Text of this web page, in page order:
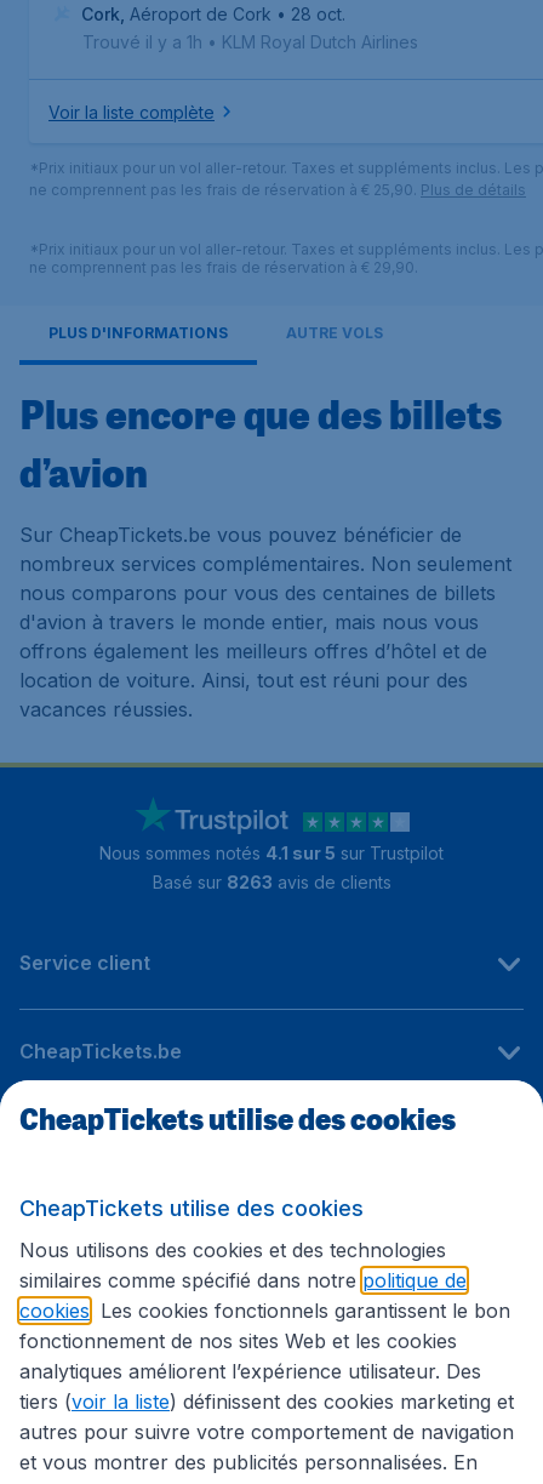
Cork Aéroport de Cork • 28 oct.
Trouvé il y a 1h • KLM Royal Dutch Airlines
Voir la liste complète
*Prix initiaux pour un vol aller-retour. Taxes et suppléments inclus. Les
ne comprennent pas les frais de réservation à € 25,90. Plus de détails
*Prix initiaux pour un vol aller-retour. Taxes et suppléments inclus. Les
ne comprennent pas les frais de réservation à € 29,90.
PLUS D'INFORMATIONS AUTRE VOLS
Plus encore que des billets
d’avion
Sur CheapTickets.be vous pouvez bénéficier de
nombreux services complémentaires. Non seulement
nous comparons pour vous des centaines de billets
d'avion à travers le monde entier, mais nous vous
offrons également les meilleurs offres d’hôtel et de
location de voiture. Ainsi, tout est réuni pour des
vacances réussies.
Nous sommes notés 4.1 sur 5 sur Trustpilot
Basé sur 8263 avis de clients
Service client
CheapTickets.be
Sites internationaux
Suivez CheapTickets.be
CheapTickets utilise des cookies
CheapTickets utilise des cookies
Nous utilisons des cookies et des technologies
similaires comme spécifié dans notre politique de
cookies . Les cookies fonctionnels garantissent le bon
fonctionnement de nos sites Web et les cookies
analytiques améliorent l’expérience utilisateur. Des
tiers (voir la liste) définissent des cookies marketing et
autres pour suivre votre comportement de navigation
et vous montrer des publicités personnalisées. En